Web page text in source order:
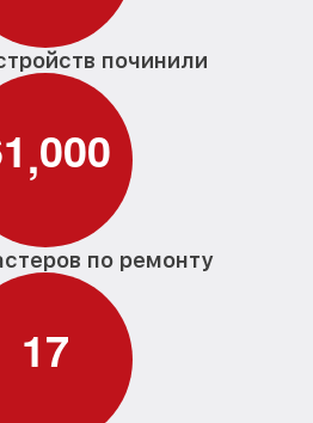
починили
1,000
по ремонту
17